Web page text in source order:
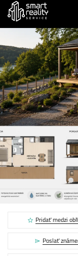
Pridať medzi
Poslať